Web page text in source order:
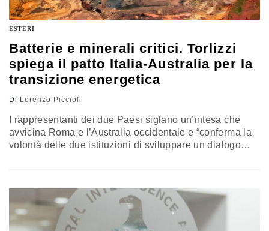
ESTERI
Batterie e minerali critici. Torlizzi
spiega il patto Italia-Australia per la
transizione energetica
Di Lorenzo Piccioli
I rappresentanti dei due Paesi siglano un’intesa che
avvicina Roma e l’Australia occidentale e “conferma la
volontà delle due istituzioni di sviluppare un dialogo
ministro della Difesa, Gianclaudio Torlizzi. Al centro
dell’accordo minerali critici, energia pulita e manifattura
avanzata, con l’obiettivo di diversificare gli